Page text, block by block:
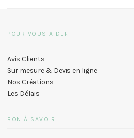
POUR VOUS AIDER
Avis Clients
Sur mesure & Devis en ligne
Nos Créations
Les Délais
BON À SAVOIR